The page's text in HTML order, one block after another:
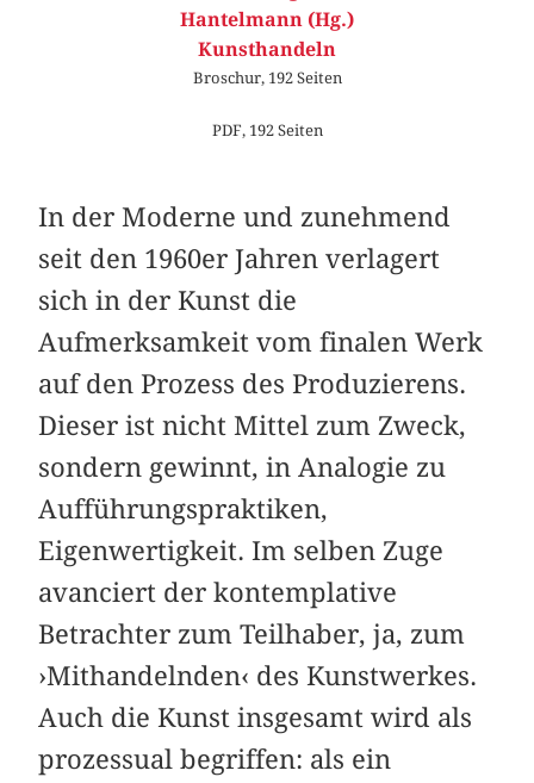
Hantelmann (Hg.)
Kunsthandeln
Broschur, 192 Seiten
PDF, 192 Seiten
In der Moderne und zunehmend
seit den 1960er Jahren verlagert
sich in der Kunst die
Aufmerksamkeit vom finalen Werk
auf den Prozess des Produzierens.
Dieser ist nicht ­Mittel zum Zweck,
sondern gewinnt, in Analogie zu
Aufführungspraktiken,
Eigenwertigkeit. Im selben Zuge
avanciert der kontemplative
Betrachter zum Teilhaber, ja, zum
›Mithandelnden‹ des Kunstwerkes.
Auch die Kunst insgesamt wird als
prozessual begriffen: als ein